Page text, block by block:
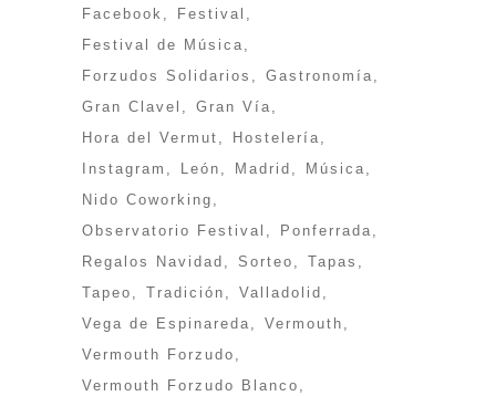
Facebook
Festival
Festival de Música
Forzudos Solidarios
Gastronomía
Gran Clavel
Gran Vía
Hora del Vermut
Hostelería
Instagram
León Madrid
Música
Nido Coworking
Observatorio Festival
Ponferrada
Regalos Navidad
Sorteo
Tapas
Tapeo
Tradición
Valladolid
Vega de Espinareda
Vermouth
Vermouth Forzudo
Vermouth Forzudo Blanco